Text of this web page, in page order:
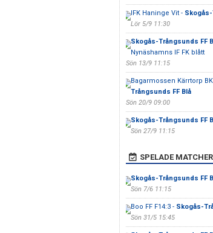
IFK Haninge Vit -
Lör 5/9 11:30
Skogås-Trångsunds FF
Nynäshamns IF FK blått
Sön 13/9 11:15
Bagarmossen Kärrtorp
Trångsunds FF Blå
Sön 20/9 09:00
Skogås-Trångsunds FF
Sön 27/9 11:15
SPELADE MATCHER
Skogås-Trångsunds FF
Sön 7/6 11:15
Boo FF F14:3 - Skogås-
Sön 31/5 15:45